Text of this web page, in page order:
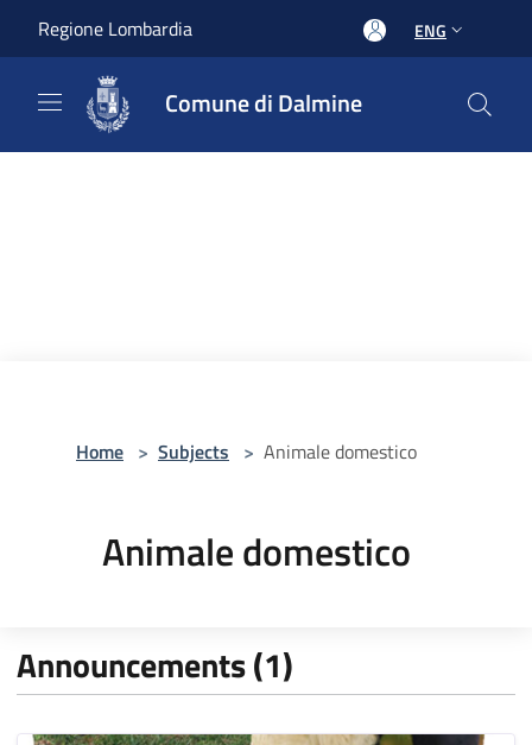
Regione Lombardia ENG
Comune di Dalmine
Home > Subjects > Animale domestico
Animale domestico
Announcements (1)